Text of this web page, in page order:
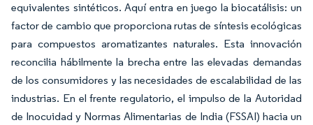
equivalentes sintéticos. Aquí entra en juego la biocatálisis: un
factor de cambio que proporciona rutas de síntesis ecológicas
para compuestos aromatizantes naturales. Esta innovación
reconcilia hábilmente la brecha entre las elevadas demandas
de los consumidores y las necesidades de escalabilidad de las
industrias. En el frente regulatorio, el impulso de la Autoridad
de Inocuidad y Normas Alimentarias de India (FSSAI) hacia un